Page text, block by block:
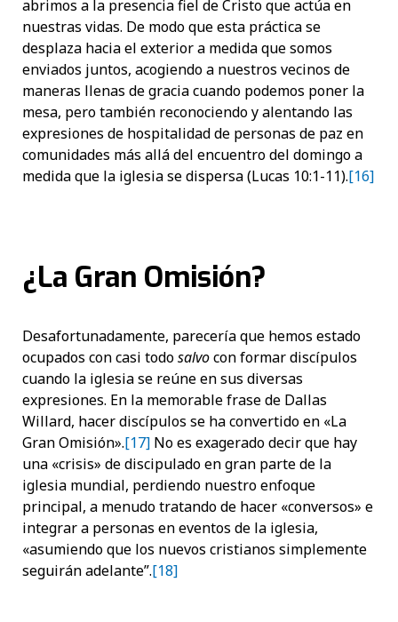
abrimos a la presencia fiel de Cristo que actúa en
nuestras vidas. De modo que esta práctica se
desplaza hacia el exterior a medida que somos
enviados juntos, acogiendo a nuestros vecinos de
maneras llenas de gracia cuando podemos poner la
mesa, pero también reconociendo y alentando las
expresiones de hospitalidad de personas de paz en
comunidades más allá del encuentro del domingo a
medida que la iglesia se dispersa (Lucas 10:1-11).[16]
¿La Gran Omisión?
Desafortunadamente, parecería que hemos estado
ocupados con casi todosalvocon formar discípulos
cuando la iglesia se reúne en sus diversas
expresiones. En la memorable frase de Dallas
Willard, hacer discípulos se ha convertido en «La
Gran Omisión».[17] No es exagerado decir que hay
una «crisis» de discipulado en gran parte de la
iglesia mundial, perdiendo nuestro enfoque
principal, a menudo tratando de hacer «conversos» e
integrar a personas en eventos de la iglesia,
«asumiendo que los nuevos cristianos simplemente
seguirán adelante”.[18]